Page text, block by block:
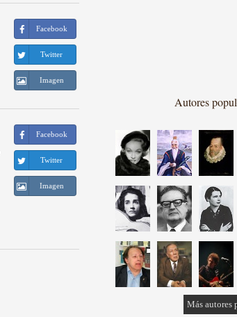
Facebook
Twitter
Imagen
Facebook
Twitter
Imagen
Autores
Más autores